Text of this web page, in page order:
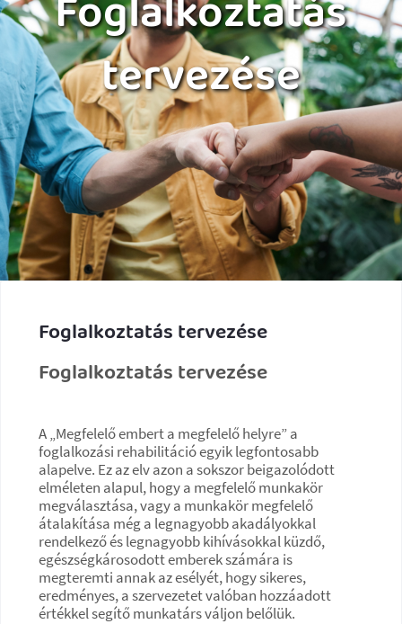
Foglalkoztatás
tervezése
Foglalkoztatás tervezése
Foglalkoztatás tervezése
A „Megfelelő embert a megfelelő helyre” a
foglalkozási rehabilitáció egyik legfontosabb
alapelve. Ez az elv azon a sokszor beigazolódott
elméleten alapul, hogy a megfelelő munkakör
megválasztása, vagy a munkakör megfelelő
átalakítása még a legnagyobb akadályokkal
rendelkező és legnagyobb kihívásokkal küzdő,
egészségkárosodott emberek számára is
megteremti annak az esélyét, hogy sikeres,
eredményes, a szervezetet valóban hozzáadott
értékkel segítő munkatárs váljon belőlük.